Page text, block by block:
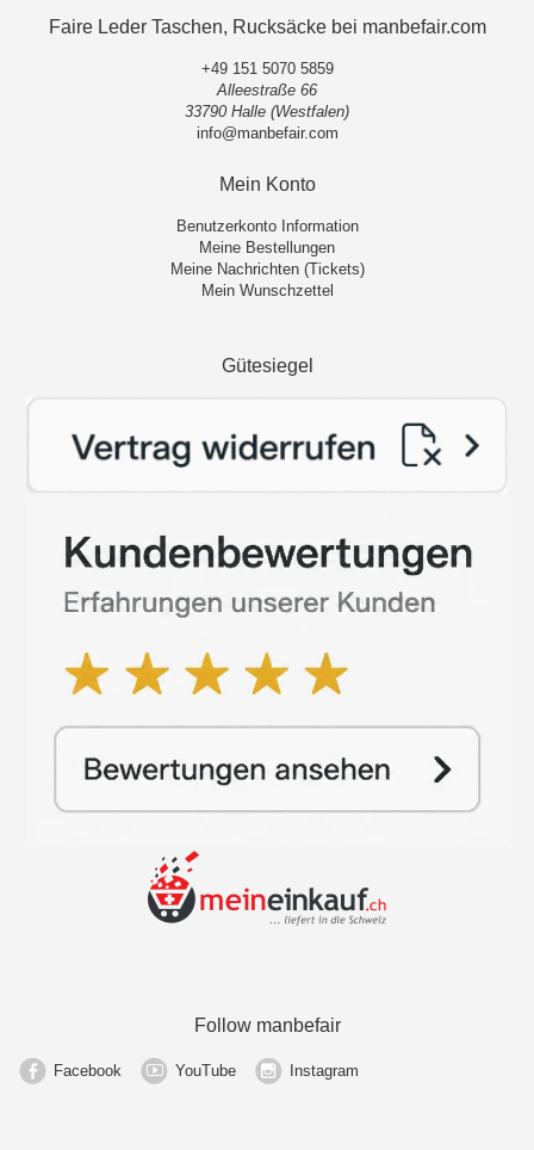
Faire Leder Taschen, Rucksäcke bei manbefair.com
+49 151 5070 5859
Alleestraße 66
33790 Halle (Westfalen)
info@manbefair.com
Mein Konto
Benutzerkonto Information
Meine Bestellungen
Meine Nachrichten (Tickets)
Mein Wunschzettel
Gütesiegel
Follow manbefair
Facebook YouTube Instagram